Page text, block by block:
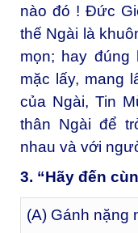
nào đó ! Đức
thế Ngài là
mọn; hay
mặc lấy, mang
của Ngài, Tin
thân Ngài để
nhau và với
3. “Hãy đến
(A) Gánh nặng